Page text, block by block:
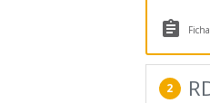
 Ficha
2